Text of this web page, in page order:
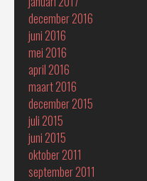
december 2016
juni 2016
mei 2016
april 2016
maart 2016
december 2015
juli 2015
juni 2015
oktober 2011
september 2011